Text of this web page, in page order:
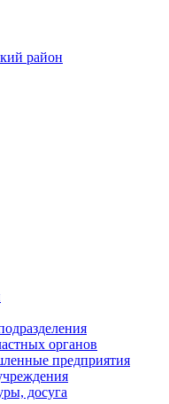
район
органов
предприятия
досуга